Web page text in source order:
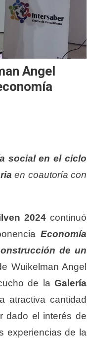
Angel
social en el ciclo
en coautoría con
2024continuó
Economía
de un
Wuikelman Angel
de laGalería
atractiva cantidad
dado el interés de
experiencias de la